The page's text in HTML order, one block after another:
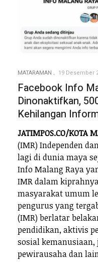
MATARAMAN 19 Desember
Facebook Info
Dinonaktifkan,
Kehilangan
JATIMPOS.CO/KOTA
(IMR) Independen
lagi di dunia maya
Info Malang Raya
IMR dalam
masyarakat umum
pengurus yang
(IMR) berlatar
pendidikan, aktivis
sosial
pewirausaha dan